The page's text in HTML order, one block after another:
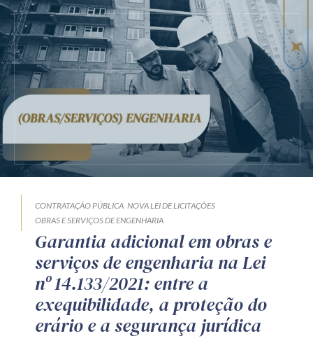
CONTRATAÇÃO PÚBLICA NOVA LEI DE LICITAÇÕES
OBRAS E SERVIÇOS DE ENGENHARIA
Garantia adicional em obras e
serviços de engenharia na Lei
nº 14.133/2021: entre a
exequibilidade, a proteção do
erário e a segurança jurídica